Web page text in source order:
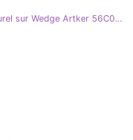
ARTIKER Sandales féminines en cuir naturel sur Wedge Artker 56C0957 Beige